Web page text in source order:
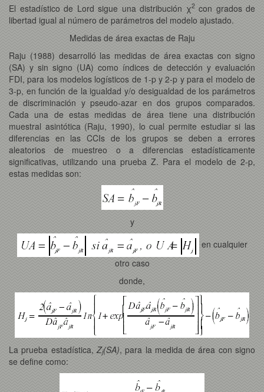
El estadístico de Lord sigue una distribución χ2con grados de
libertad igual al número de parámetros del modelo ajustado.
Medidas de área exactas de Raju
Raju (1988) desarrolló las medidas de área exactas con signo
(SA) y sin signo (UA) como índices de detección y evaluación
FDI, para los modelos logísticos de 1-p y 2-p y para el modelo de
3-p, en función de la igualdad y/o desigualdad de los parámetros
de discriminación y pseudo-azar en dos grupos comparados.
Cada una de estas medidas de área tiene una distribución
muestral asintótica (Raju, 1990), lo cual permite estudiar si las
diferencias en las CCIs de los grupos se deben a errores
aleatorios de muestreo o a diferencias estadísticamente
significativas, utilizando una prueba Z. Para el modelo de 2-p,
estas medidas son:
y
en cualquier
otro caso
donde,
La prueba estadística, Zj(SA), para la medida de área con signo
se define como: